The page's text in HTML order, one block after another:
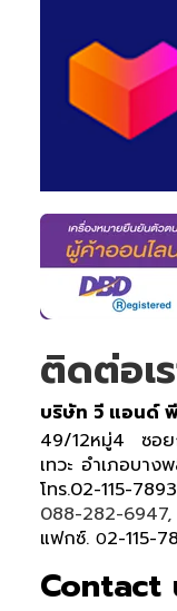
ติดต่อเ
บริษัท วี แอนด์
49/12หมู่4 ซอ
เทวะ อำเภอ
โทร.02-115-
088-282-
แฟกซ์. 02-115-
Contact